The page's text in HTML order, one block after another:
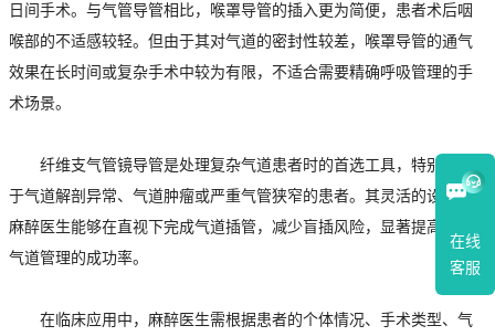
日间手术。与气管导管相比，喉罩导管的插入更为简便，患者术后咽
喉部的不适感较轻。但由于其对气道的密封性较差，喉罩导管的通气
效果在长时间或复杂手术中较为有限，不适合需要精确呼吸管理的手
术场景。
纤维支气管镜导管是处理复杂气道患者时的首选工具，特别适用
于气道解剖异常、气道肿瘤或严重气管狭窄的患者。其灵活的设计使
麻醉医生能够在直视下完成气道插管，减少盲插风险，显著提高困难
气道管理的成功率。
在临床应用中，麻醉医生需根据患者的个体情况、手术类型、气
在线
客服